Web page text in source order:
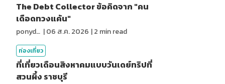
The Debt Collector ข้อคิดจาก "คน
เดือดทวงแค้น"
ponydiary |06 ส.ค. 2026 |2 min read
ท่องเที่ยว
ที่เที่ยวเดือนสิงหาคมแบบวันเดย์ทริปที่
สวนผึ้ง ราชบุรี